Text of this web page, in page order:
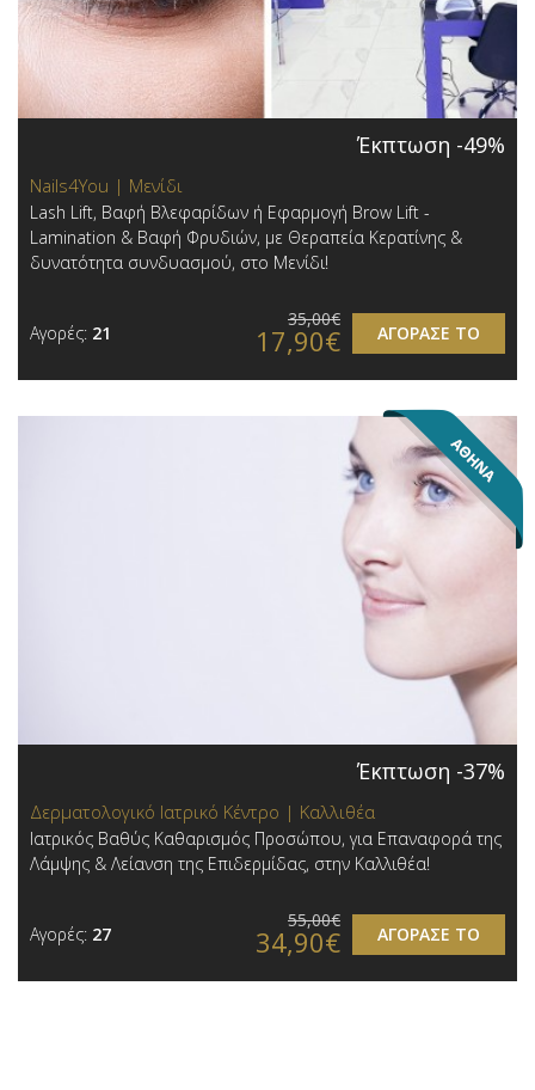
Έκπτωση -49%
Nails4You | Μενίδι
Lash Lift, Βαφή Βλεφαρίδων ή Εφαρμογή Brow Lift -
Lamination & Βαφή Φρυδιών, με Θεραπεία Κερατίνης &
δυνατότητα συνδυασμού, στο Μενίδι!
Αγορές: 21 ΑΓΟΡΑΣΕ ΤΟ
35,00€
17,90€
Έκπτωση -37%
Δερματολογικό Ιατρικό Κέντρο | Καλλιθέα
Ιατρικός Βαθύς Καθαρισμός Προσώπου, για Επαναφορά της
Λάμψης & Λείανση της Επιδερμίδας, στην Καλλιθέα!
Αγορές: 27 ΑΓΟΡΑΣΕ ΤΟ
55,00€
34,90€